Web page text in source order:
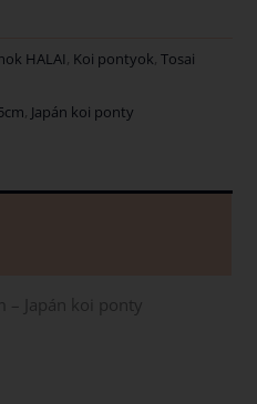
HALAI, Koi pontyok,Tosai
, Japán koi ponty
– Japán koi ponty